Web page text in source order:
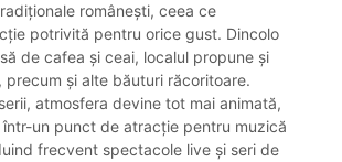
românești, ceea ce
potrivită pentru orice gust. Dincolo
de cafea și ceai, localul propune și
și alte băuturi răcoritoare.
atmosfera devine tot mai animată,
un punct de atracție pentru muzică
frecvent spectacole live și seri de